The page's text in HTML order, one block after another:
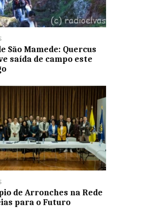
São Mamede: Quercus
saída de campo este
de Arronches na Rede
para o Futuro